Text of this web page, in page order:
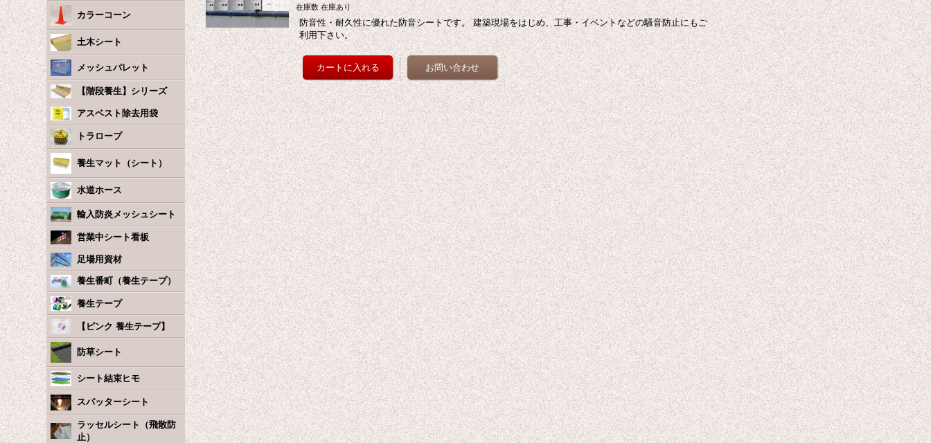
カラーコーン
土木シート
メッシュパレット
【階段養生】シリーズ
アスベスト除去用袋
トラロープ
養生マット（シート）
水道ホース
輸入防炎メッシュシート
営業中シート看板
足場用資材
養生番町（養生テープ）
養生テープ
【ピンク 養生テープ】
防草シート
シート結束ヒモ
スパッターシート
ラッセルシート（飛散防
止）
在庫数 在庫あり
防音性・耐久性に優れた防音シートです。 建築現場をはじめ、工事・イベントなどの騒音防止にもご
利用下さい。